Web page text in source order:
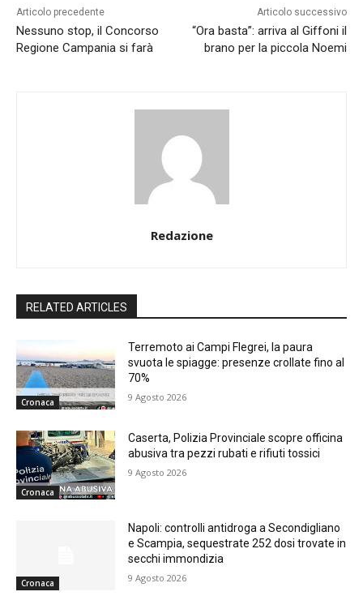
Articolo precedente
Nessuno stop, il Concorso
Regione Campania si farà
Articolo successivo
“Ora basta”: arriva al Giffoni il
brano per la piccola Noemi
Redazione
RELATED ARTICLES
Cronaca
Terremoto ai Campi Flegrei, la paura
svuota le spiagge: presenze crollate fino al
70%
9 Agosto 2026
Cronaca
Caserta, Polizia Provinciale scopre officina
abusiva tra pezzi rubati e rifiuti tossici
9 Agosto 2026
Cronaca
Napoli: controlli antidroga a Secondigliano
e Scampia, sequestrate 252 dosi trovate in
secchi immondizia
9 Agosto 2026